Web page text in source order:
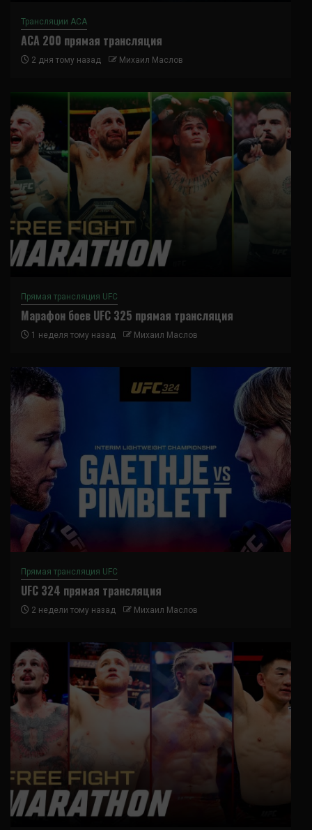
Трансляции ACA
ACA 200 прямая трансляция
2 дня тому назад Михаил Маслов
Прямая трансляция UFC
Марафон боев UFC 325 прямая трансляция
1 неделя тому назад Михаил Маслов
Прямая трансляция UFC
UFC 324 прямая трансляция
2 недели тому назад Михаил Маслов